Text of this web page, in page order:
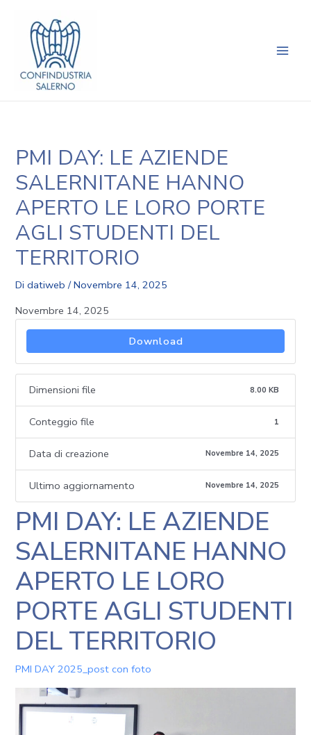
contenuto
PMI DAY: LE AZIENDE
SALERNITANE HANNO
APERTO LE LORO PORTE
AGLI STUDENTI DEL
TERRITORIO
Didatiweb/Novembre 14, 2025
Novembre 14, 2025
Download
Dimensioni file 8.00 KB
Conteggio file 1
Data di creazione Novembre 14, 2025
Ultimo aggiornamento Novembre 14, 2025
PMI DAY: LE AZIENDE
SALERNITANE HANNO
APERTO LE LORO
PORTE AGLI STUDENTI
DEL TERRITORIO
PMI DAY 2025_post con foto
articoli